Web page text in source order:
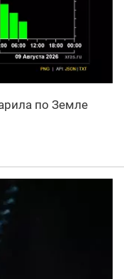
по Земле